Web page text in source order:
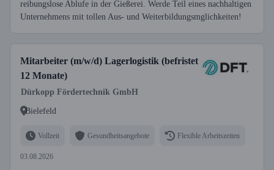
reibungslose Ablufe in der Gießerei. Werde Teil eines nachhaltigen
Unternehmens mit tollen Aus- und Weiterbildungsmglichkeiten!
Mitarbeiter (m/w/d) Lagerlogistik (befristet
12 Monate)
Dürkopp Fördertechnik GmbH
Bielefeld
Vollzeit Gesundheitsangebote Flexible Arbeitszeiten
03.08.2026